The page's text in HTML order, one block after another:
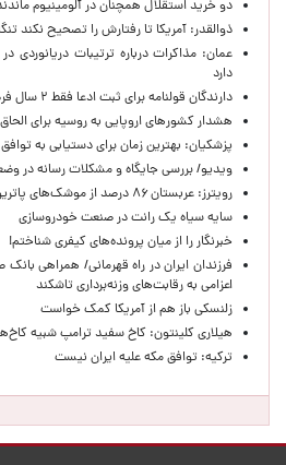
دو خرید استقلال همچنان در آلومینیوم
ذوالقدر: آمریکا تا رفتارش را تصحیح نکند
عمان: مذاکرات درباره ترتیبات
دارد
دارندگان قولنامه برای ثبت ادعا فقط ۲ سال فرصت دارند
هشدار کشورهای اروپایی به روسیه برای
پزشکیان‌: بهترین زمان برای دستیابی به
ویدیو/ بررسی جایگاه و مشکلات رسانه در
رویترز: عربستان ۸۶ درصد از موشک‌های پاتریوت خود را استفاده کرده است
سایه سیاه یک رانت در صنعت خودروسازی
خبرنگار را از میان پرونده‌های کیفری شناختم!
​فرزندان ایران در راه قهرمانی/ همراهی بانک
اعزامی به رقابت‌های وزنه‌برداری تاشکند
زلنسکی باز هم از آمریکا کمک خواست
هیلاری کلینتون: کاخ سفید ترامپ شبیه
ترکیه: توافق مکه علیه ایران نیست